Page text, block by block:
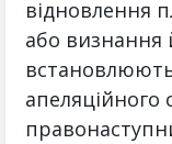
відновлення
або визнання